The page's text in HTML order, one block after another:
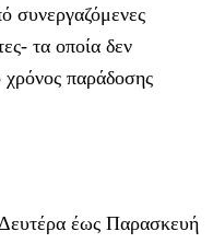
συνεργαζόμενες
τα οποία δεν
παράδοσης
έως Παρασκευή